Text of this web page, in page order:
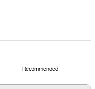
Recommended